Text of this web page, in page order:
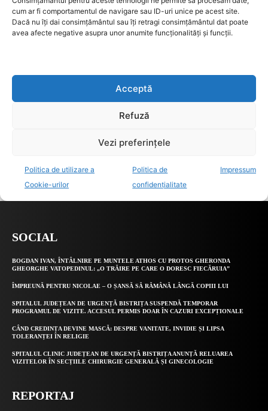
SOCIAL
BOGDAN IVAN, ÎNTÂLNIRE PE MUNTELE ATHOS CU PROTOS GHERONDA
GHEORGHE VATOPEDINUL: „O TRĂIRE PE CARE O DORESC FIECĂRUIA”
ÎMPREUNĂ PENTRU NICOLAE – O ȘANSĂ SĂ RĂMÂNĂ LÂNGĂ COPIII LUI
SPITALUL JUDEȚEAN DE URGENȚĂ BISTRIȚA SUSPENDĂ TEMPORAR
PROGRAMUL DE VIZITE. ACCESUL PERMIS DOAR ÎN CAZURI EXCEPȚIONALE
CÂND CREDINȚA DEVINE MASCĂ: DESPRE VANITATE, INVIDIE ȘI LIPSA
TOLERANȚEI ÎN RELIGIE
SPITALUL CLINIC JUDEȚEAN DE URGENȚĂ BISTRIȚA ANUNȚĂ RELUAREA
VIZITELOR ÎN SECȚIILE CHIRURGIE GENERALĂ ȘI GINECOLOGIE
REPORTAJ